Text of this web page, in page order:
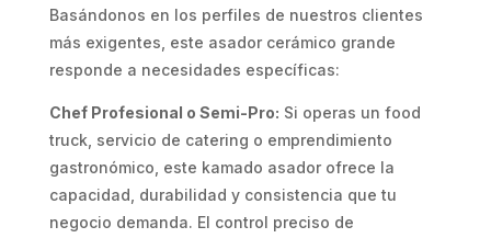
Basándonos en los perfiles de nuestros clientes
más exigentes, este asador cerámico grande
responde a necesidades específicas:
Chef Profesional o Semi-Pro: Si operas un food
truck, servicio de catering o emprendimiento
gastronómico, este kamado asador ofrece la
capacidad, durabilidad y consistencia que tu
negocio demanda. El control preciso de